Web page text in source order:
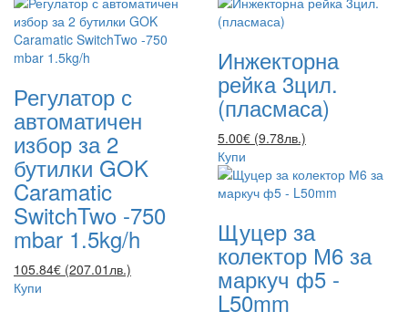
Регулатор с
автоматичен
избор за 2
бутилки GOK
Caramatic
SwitchTwo -750
mbar 1.5kg/h
105.84€ (207.01лв.)
Купи
Инжекторна
рейка 3цил.
(пласмаса)
5.00€ (9.78лв.)
Купи
Щуцер за
колектор М6 за
маркуч ф5 -
L50mm